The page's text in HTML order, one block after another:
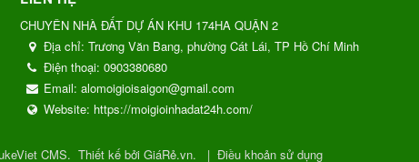
CHUYÊN NHÀ ĐẤT DỰ ÁN KHU 174HA QUẬN 2
Địa chỉ:Trương Văn Bang, phường Cát Lái, TP Hồ Chí Minh
Điện thoại:0903380680
Email:alomoigioisaigon@gmail.com
Website: https://moigioinhadat24h.com/
CMS. Thiết kế bởi GiáRẻ.vn. | Điều khoản sử dụng